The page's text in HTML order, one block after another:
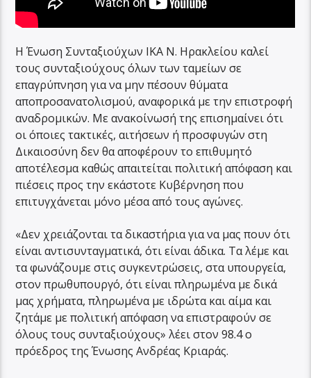
Η Ένωση Συνταξιούχων ΙΚΑ Ν. Ηρακλείου καλεί
τους συνταξιούχους όλων των ταμείων σε
επαγρύπνηση για να μην πέσουν θύματα
αποπροσανατολισμού, αναφορικά με την επιστροφή
αναδρομικών. Με ανακοίνωσή της επισημαίνει ότι
οι όποιες τακτικές, αιτήσεων ή προσφυγών στη
Δικαιοσύνη δεν θα αποφέρουν το επιθυμητό
αποτέλεσμα καθώς απαιτείται πολιτική απόφαση και
πιέσεις προς την εκάστοτε Κυβέρνηση που
επιτυγχάνεται μόνο μέσα από τους αγώνες.
«Δεν χρειάζονται τα δικαστήρια για να μας πουν ότι
είναι αντισυνταγματικά, ότι είναι άδικα. Τα λέμε και
τα φωνάζουμε στις συγκεντρώσεις, στα υπουργεία,
στον πρωθυπουργό, ότι είναι πληρωμένα με δικά
μας χρήματα, πληρωμένα με ιδρώτα και αίμα και
ζητάμε με πολιτική απόφαση να επιστραφούν σε
όλους τους συνταξιούχους» λέει στον 98.4 ο
πρόεδρος της Ένωσης Ανδρέας Κριαράς.